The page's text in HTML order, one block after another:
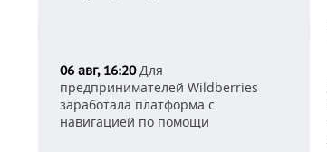
06 авг, 16:20Для
предпринимателей Wildberries
заработала платформа с
навигацией по помощи